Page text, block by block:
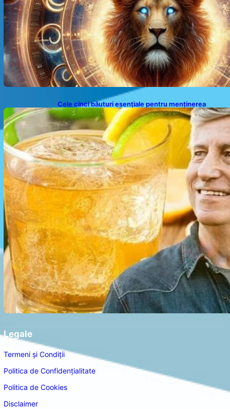
Cele cinci băuturi esențiale pentru menținerea
glicemiei sub control pe timpul nopții: Ghidul
specialistului
Legale
Termeni și Condiții
Politica de Confidențialitate
Politica de Cookies
Disclaimer